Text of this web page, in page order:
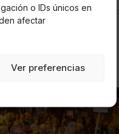
o IDs únicos en
afectar
Ver preferencias